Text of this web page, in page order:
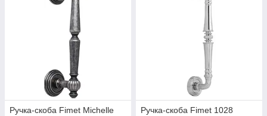
Ручка-скоба Fimet Michelle
Ручка-скоба Fimet 1028